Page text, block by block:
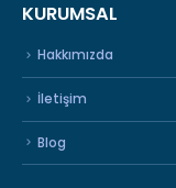
KURUMSAL
Hakkımızda
İletişim
Blog